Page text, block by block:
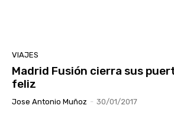
VIAJES
Madrid Fusión cierra sus
feliz
Jose Antonio Muñoz - 30/01/2017